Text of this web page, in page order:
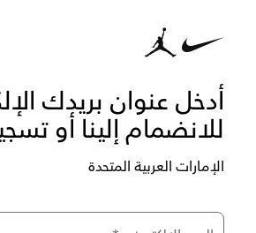
أدخل عنوان بريدك
للانضمام إلينا أو
الإمارات العربية المتحدة